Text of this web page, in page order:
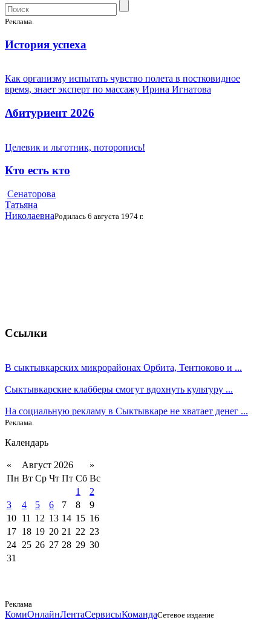
Реклама.
История успеха
Как организму испытать чувство полета в постковидное
время, знает эксперт по массажу Ирина Игнатова
Абитуриент 2026
Целевик и льготник, поторопись!
Кто есть кто
Сенаторова
Татьяна
НиколаевнаРодилась 6 августа 1974 г.
Ссылки
В сыктывкарских микрорайонах Орбита, Тентюково и ...
Сыктывкарские клабберы смогут вдохнуть культуру ...
На социальную рекламу в Сыктывкаре не хватает денег ...
Реклама.
Календарь
« Август 2026
»
Пн Вт Ср Чт Пт Сб Вс
1
2
3
4 5 6 7 8
9
10 11 12 13 14 15 16
17 18 19 20 21 22 23
24 25 26 27 28 29 30
31
Реклама
КомиОнлайнЛентаСервисыКомандаСетевое издание